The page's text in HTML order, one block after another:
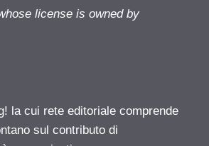
license is owned by
la cui rete editoriale comprende
sul contributo di